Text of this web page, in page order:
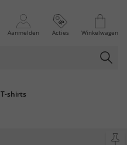
Aanmelden Acties Winkelwagen
T-shirts